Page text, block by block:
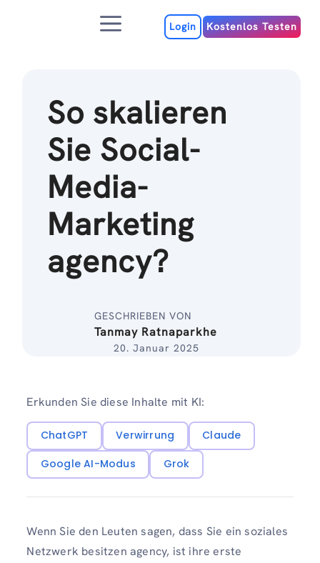
MenuLogin Kostenlos Testen
So skalieren
Sie Social-
Media-
Marketing
agency?
GESCHRIEBEN VON
Tanmay Ratnaparkhe
20. Januar 2025
Erkunden Sie diese Inhalte mit KI:
ChatGPT Verwirrung
Claude
Google AI-Modus
Grok
Wenn Sie den Leuten sagen, dass Sie ein soziales
Netzwerk besitzen agency, ist ihre erste